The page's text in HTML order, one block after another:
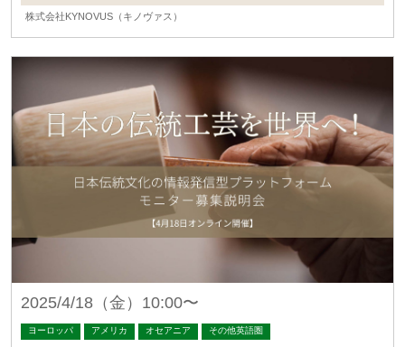
株式会社KYNOVUS（キノヴァス）
2025/4/18（金）10:00〜
ヨーロッパ アメリカ オセアニア その他英語圏